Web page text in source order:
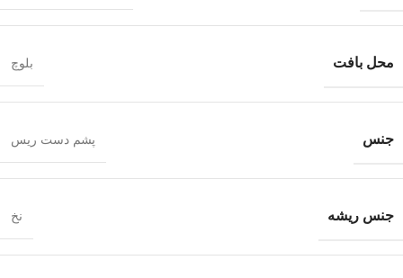
محل بافت بلوچ
جنس پشم دست ریس
جنس ریشه نخ